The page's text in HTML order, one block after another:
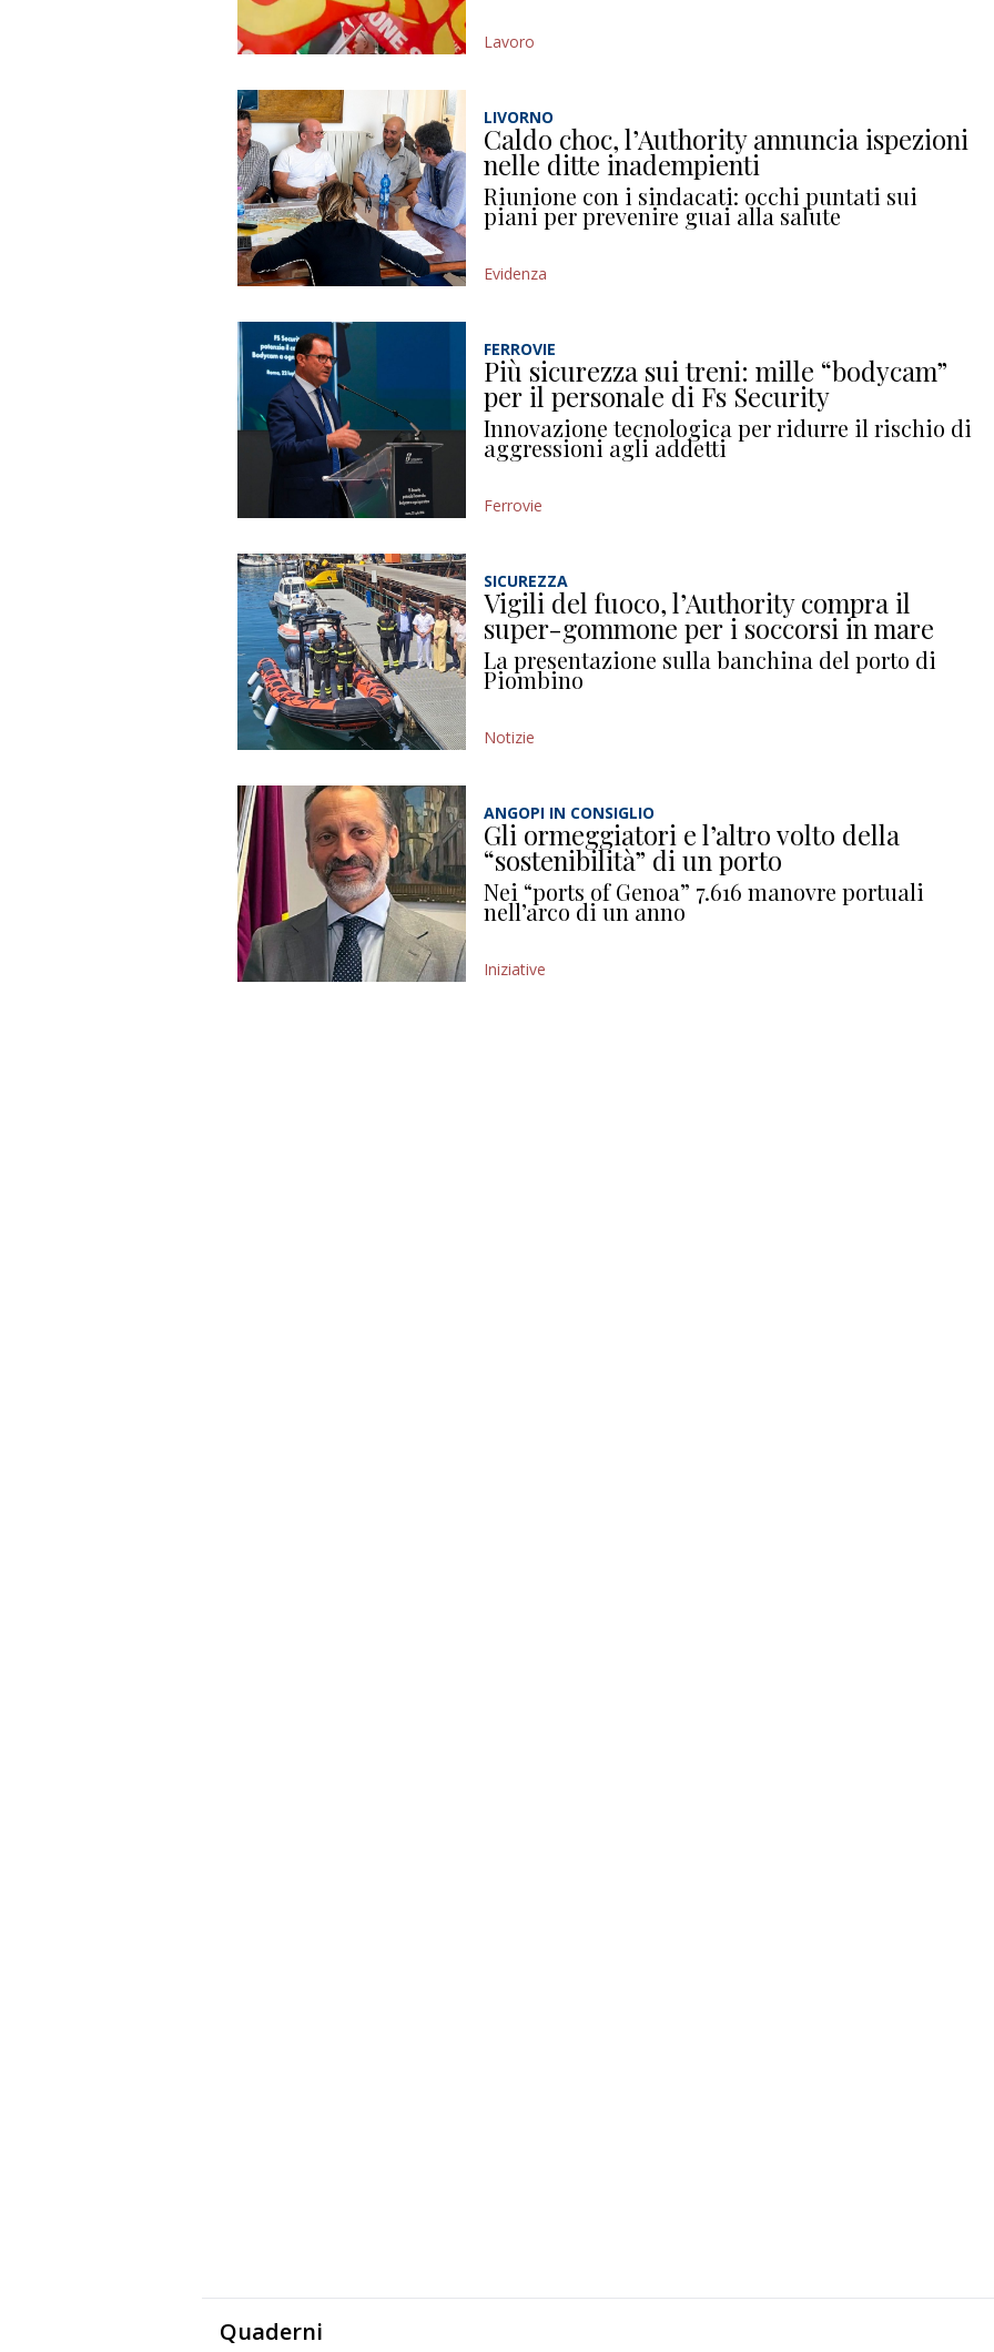
Lavoro
LIVORNO
Caldo choc, l’Authority annuncia ispezioni
nelle ditte inadempienti
Riunione con i sindacati: occhi puntati sui
piani per prevenire guai alla salute
Evidenza
FERROVIE
Più sicurezza sui treni: mille “bodycam”
per il personale di Fs Security
Innovazione tecnologica per ridurre il rischio di
aggressioni agli addetti
Ferrovie
SICUREZZA
Vigili del fuoco, l’Authority compra il
super-gommone per i soccorsi in mare
La presentazione sulla banchina del porto di
Piombino
Notizie
ANGOPI IN CONSIGLIO
Gli ormeggiatori e l’altro volto della
“sostenibilità” di un porto
Nei “ports of Genoa” 7.616 manovre portuali
nell’arco di un anno
Iniziative
Quaderni